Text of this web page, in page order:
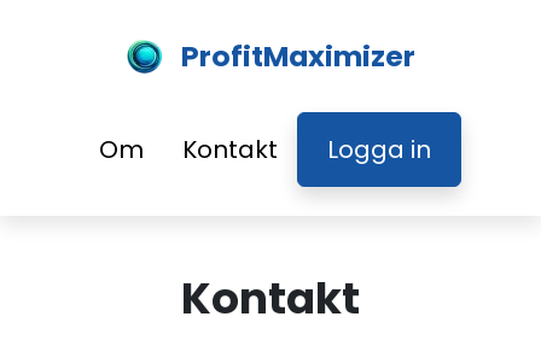
ProfitMaximizer
Om Kontakt Logga in
Kontakt